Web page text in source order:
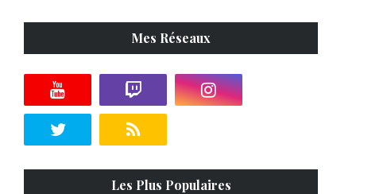
Mes Réseaux
Les Plus Populaires